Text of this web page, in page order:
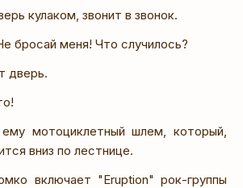
кулаком, звонит в звонок.
бросай меня! Что случилось?
дверь.
мотоциклетный шлем, который,
вниз по лестнице.
включает "Eruption" рок-группы